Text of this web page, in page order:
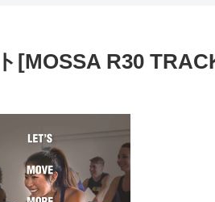
[MOSSA R30